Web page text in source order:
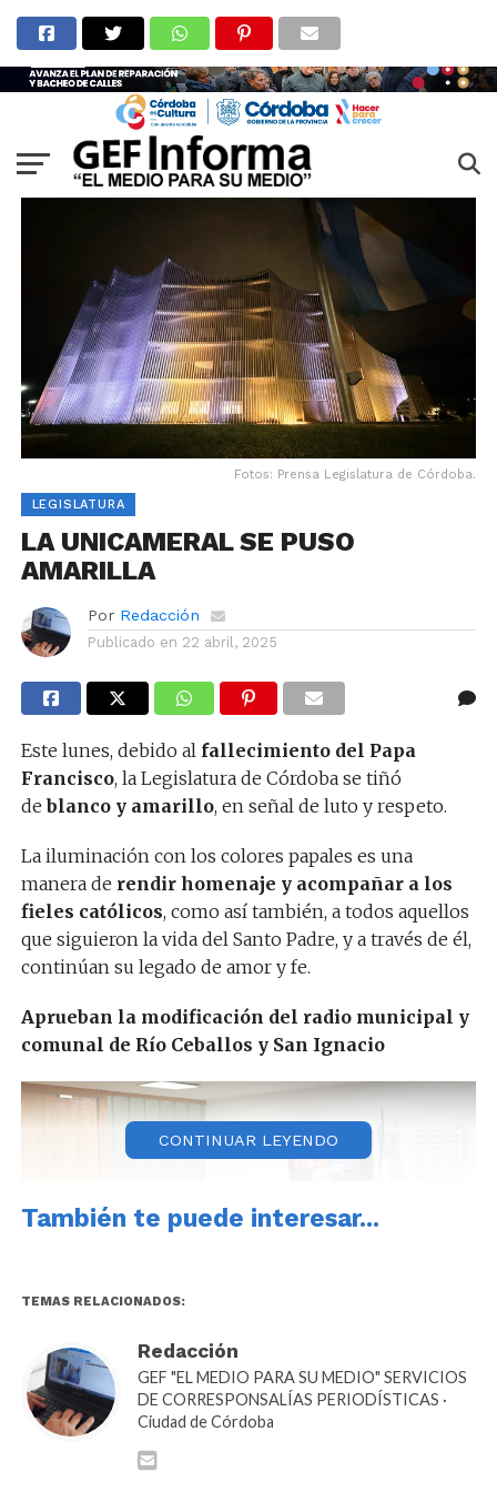
Fotos: Prensa Legislatura de Córdoba.
LEGISLATURA
LA UNICAMERAL SE PUSO
AMARILLA
Por Redacción
Publicado en 22 abril, 2025
Este lunes, debido al fallecimiento del Papa
Francisco, la Legislatura de Córdoba se tiñó
deblanco y amarillo, en señal de luto y respeto.
La iluminación con los colores papales es una
manera de rendir homenaje y acompañar a los
fieles católicos, como así también, a todos aquellos
que siguieron la vida del Santo Padre, y a través de él,
continúan su legado de amor y fe.
Aprueban la modificación del radio municipal y
comunal de Río Ceballos y San Ignacio
En tanto este martes, a través de un proyecto
CONTINUAR LEYENDO
También te puede interesar...
TEMAS RELACIONADOS:
Redacción
GEF "EL MEDIO PARA SU MEDIO" SERVICIOS
DE CORRESPONSALÍAS PERIODÍSTICAS ·
Ciudad de Córdoba